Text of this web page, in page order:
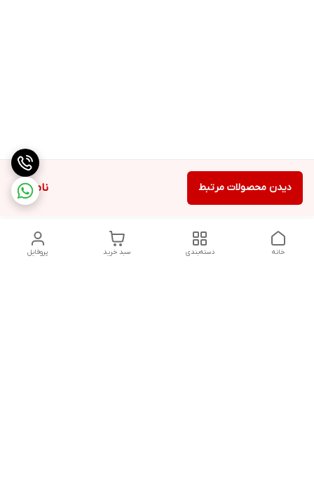
ناموجود دیدن محصولات مرتبط
پروفایل سبد خرید دسته‌بندی خانه